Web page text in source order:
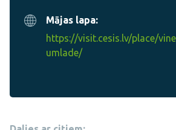
Mājas lapa:
https://visit.cesis.lv/place/
umlade/